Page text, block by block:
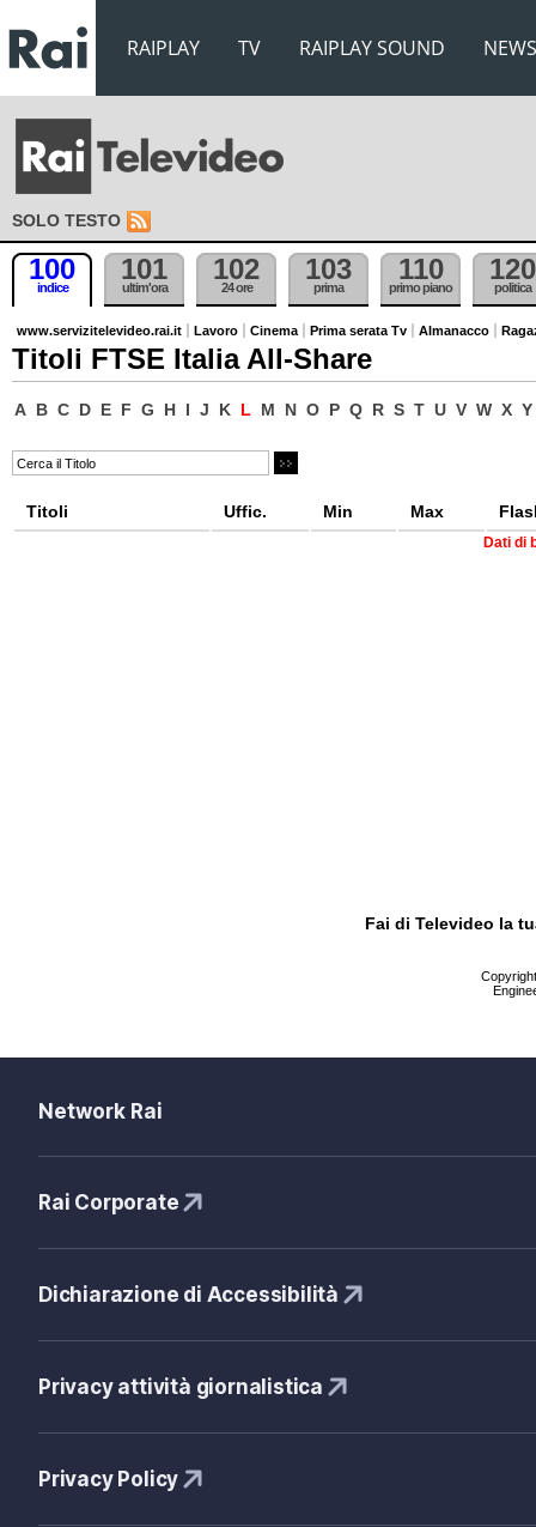
RAIPLAY TV RAIPLAY SOUND NEWS
SOLO TESTO
100
indice
101
ultim'ora
102
24 ore
103
prima
110
primo piano
120
politica
www.servizitelevideo.rai.it Lavoro Cinema Prima serata Tv Almanacco
Titoli FTSE Italia All-Share
A B C D E F G H I J K L M N O P Q R S T U V W X Y
Titoli Uffic. Min Max
Dati di
Fai di Televideo la